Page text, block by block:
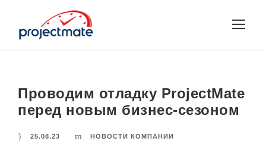
Проводим отладку ProjectMate
перед новым бизнес-сезоном
25.08.23 НОВОСТИ КОМПАНИИ